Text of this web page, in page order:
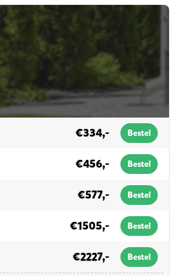
€334,- Bestel
€456,- Bestel
€577,- Bestel
€1505,- Bestel
€2227,- Bestel